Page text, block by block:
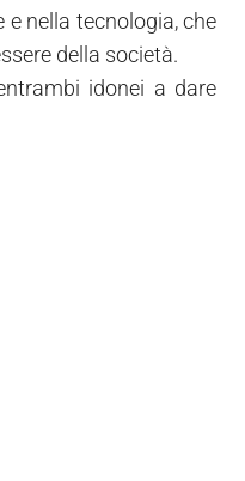
nella tecnologia, che
della società.
idonei a dare